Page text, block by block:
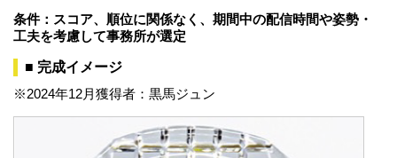
条件：スコア、順位に関係なく、期間中の配信時間や姿勢・
工夫を考慮して事務所が選定
■ 完成イメージ
※2024年12月獲得者：黒馬ジュン